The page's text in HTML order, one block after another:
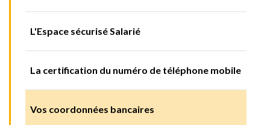
L'Espace sécurisé Salarié
La certification du numéro de téléphone mobile
Vos coordonnées bancaires